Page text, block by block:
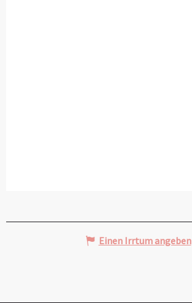
Einen Irrtum angeben